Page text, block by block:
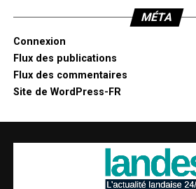
MÉTA
Connexion
Flux des publications
Flux des commentaires
Site de WordPress-FR